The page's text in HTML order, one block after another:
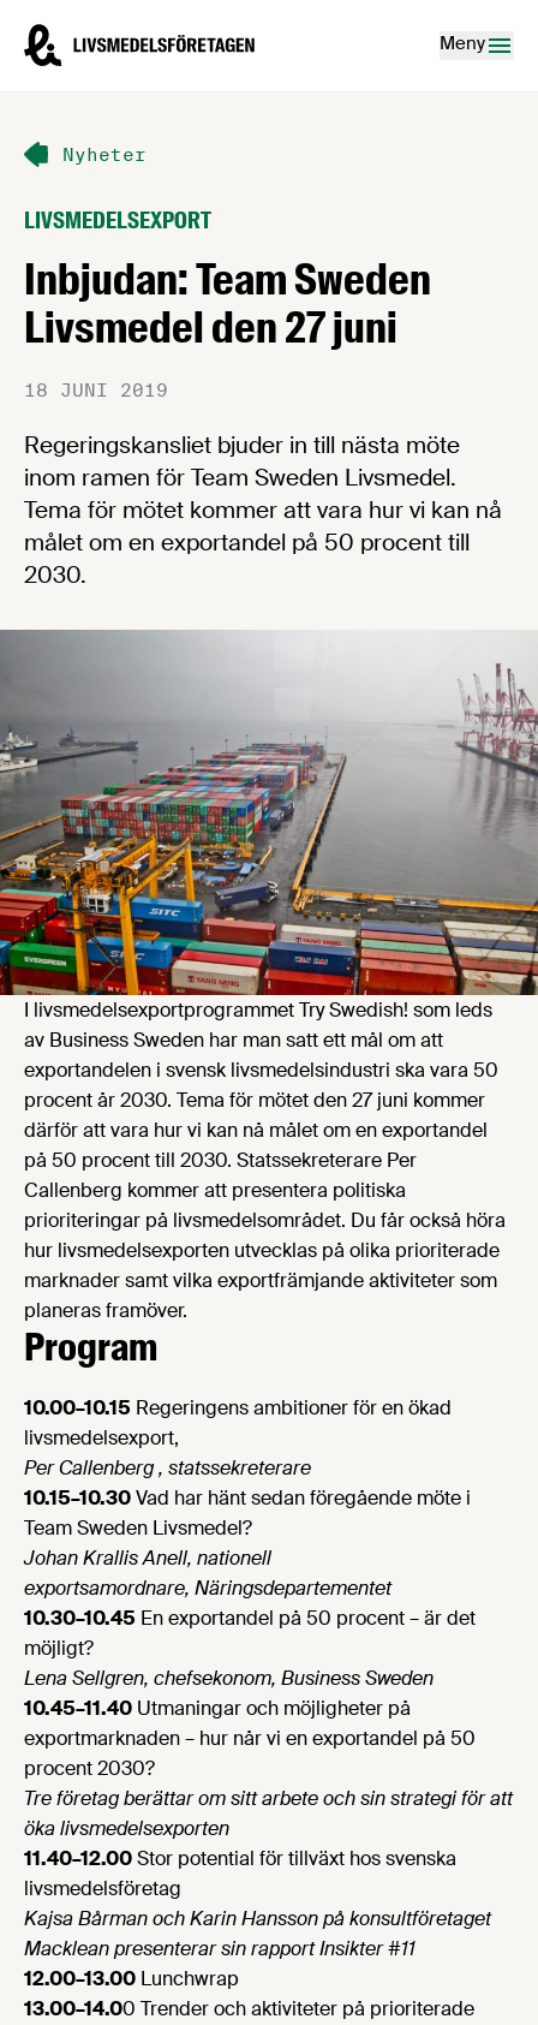
Livsmedelsföretagen – till startsidan
Meny
Nyheter
LIVSMEDELSEXPORT
Inbjudan: Team Sweden
Livsmedel den 27 juni
18 JUNI 2019
Regeringskansliet bjuder in till nästa möte
inom ramen för Team Sweden Livsmedel.
Tema för mötet kommer att vara hur vi kan nå
målet om en exportandel på 50 procent till
2030.
I livsmedelsexportprogrammet Try Swedish! som leds
av Business Sweden har man satt ett mål om att
exportandelen i svensk livsmedelsindustri ska vara 50
procent år 2030. Tema för mötet den 27 juni kommer
därför att vara hur vi kan nå målet om en exportandel
på 50 procent till 2030. Statssekreterare Per
Callenberg kommer att presentera politiska
prioriteringar på livsmedelsområdet. Du får också höra
hur livsmedelsexporten utvecklas på olika prioriterade
marknader samt vilka exportfrämjande aktiviteter som
planeras framöver.
Program
10.00–10.15 Regeringens ambitioner för en ökad
livsmedelsexport,
Per Callenberg , statssekreterare
10.15–10.30Vad har hänt sedan föregående möte i
Team Sweden Livsmedel?
Johan Krallis Anell, nationell
exportsamordnare, Näringsdepartementet
10.30–10.45 En exportandel på 50 procent – är det
möjligt?
Lena Sellgren, chefsekonom, Business Sweden
10.45–11.40 Utmaningar och möjligheter på
exportmarknaden – hur når vi en exportandel på 50
procent 2030?
Tre företag berättar om sitt arbete och sin strategi för att
öka livsmedelsexporten
11.40–12.00Stor potential för tillväxt hos svenska
livsmedelsföretag
Kajsa Bårman och Karin Hansson på konsultföretaget
Macklean presenterar sin rapport Insikter #11
12.00–13.00 Lunchwrap
13.00–14.00 Trender och aktiviteter på prioriterade